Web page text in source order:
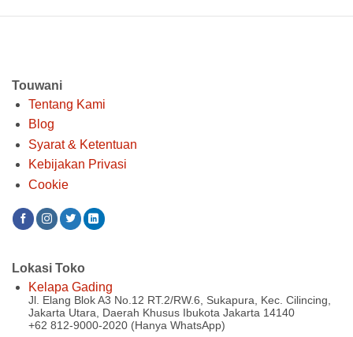
Touwani
Tentang Kami
Blog
Syarat & Ketentuan
Kebijakan Privasi
Cookie
Lokasi Toko
Kelapa Gading
Jl. Elang Blok A3 No.12 RT.2/RW.6, Sukapura, Kec. Cilincing,
Jakarta Utara, Daerah Khusus Ibukota Jakarta 14140
+62 812-9000-2020 (Hanya WhatsApp)